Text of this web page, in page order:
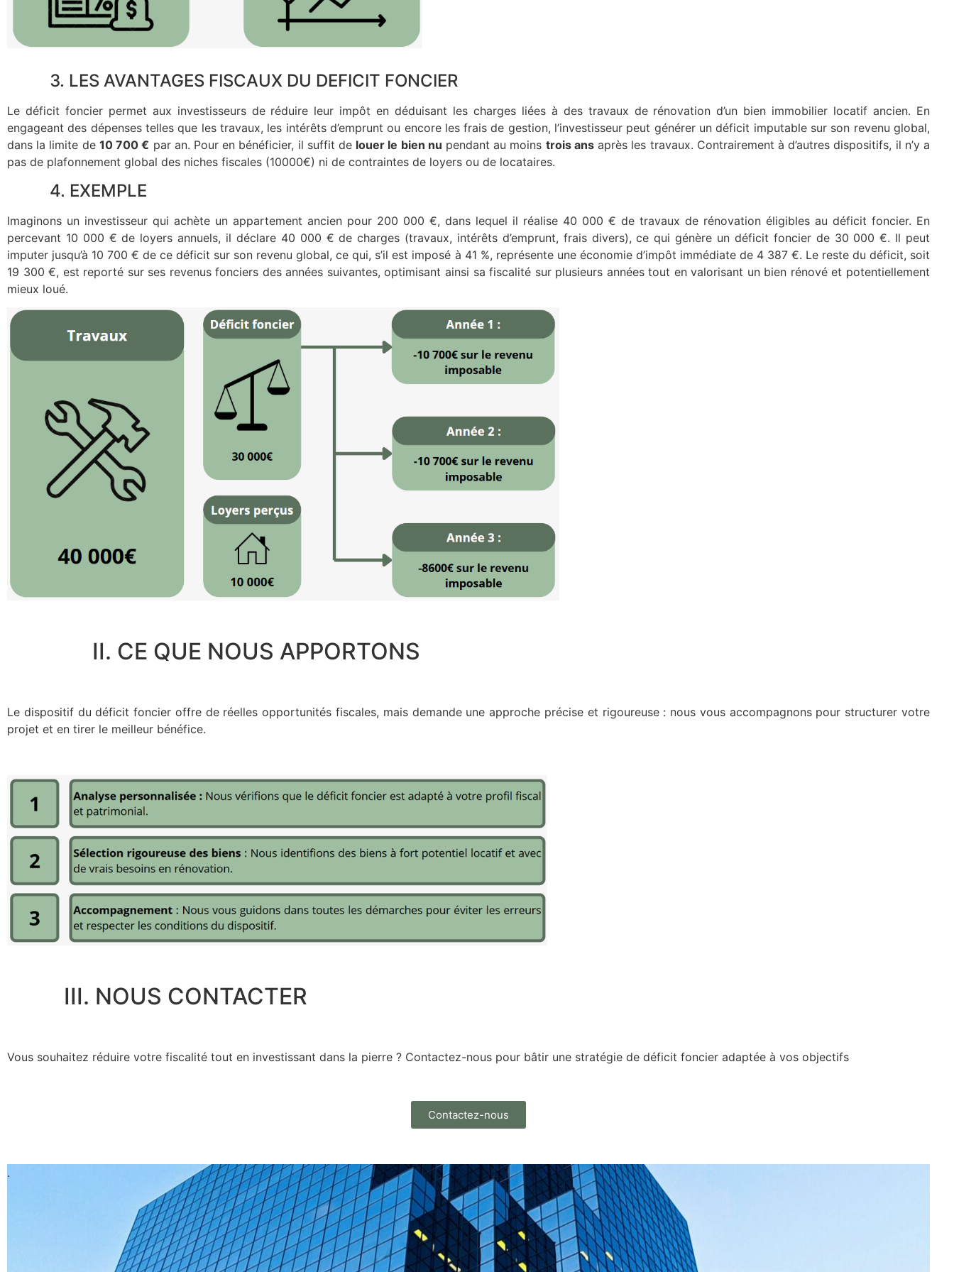
3. LES AVANTAGES FISCAUX DU DEFICIT FONCIER
Le déficit foncier permet aux investisseurs de réduire leur impôt en déduisant les charges liées à des travaux de rénovation d’un bien immobilier locatif ancien. En
engageant des dépenses telles que les travaux, les intérêts d’emprunt ou encore les frais de gestion, l’investisseur peut générer un déficit imputable sur son revenu global,
dans la limite de 10 700 € par an. Pour en bénéficier, il suffit de louer le bien nu pendant au moins trois ansaprès les travaux. Contrairement à d’autres dispositifs, il n’y a
pas de plafonnement global des niches fiscales (10000€) ni de contraintes de loyers ou de locataires.
4. EXEMPLE
Imaginons un investisseur qui achète un appartement ancien pour 200 000 €, dans lequel il réalise 40 000 € de travaux de rénovation éligibles au déficit foncier. En
percevant 10 000 € de loyers annuels, il déclare 40 000 € de charges (travaux, intérêts d’emprunt, frais divers), ce qui génère un déficit foncier de 30 000 €. Il peut
imputer jusqu’à 10 700 € de ce déficit sur son revenu global, ce qui, s’il est imposé à 41 %, représente une économie d’impôt immédiate de 4 387 €. Le reste du déficit, soit
19 300 €, est reporté sur ses revenus fonciers des années suivantes, optimisant ainsi sa fiscalité sur plusieurs années tout en valorisant un bien rénové et potentiellement
mieux loué.
II. CE QUE NOUS APPORTONS
Le dispositif du déficit foncier offre de réelles opportunités fiscales, mais demande une approche précise et rigoureuse : nous vous accompagnons pour structurer votre
projet et en tirer le meilleur bénéfice.
III. NOUS CONTACTER
Vous souhaitez réduire votre fiscalité tout en investissant dans la pierre ? Contactez-nous pour bâtir une stratégie de déficit foncier adaptée à vos objectifs
Contactez-nous
.